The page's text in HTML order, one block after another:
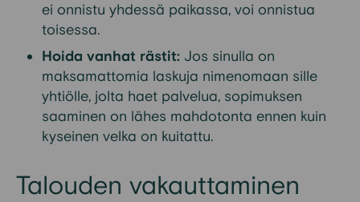
ei onnistu yhdessä paikassa, voi onnistua
toisessa.
Hoida vanhat rästit: Jos sinulla on
maksamattomia laskuja nimenomaan sille
yhtiölle, jolta haet palvelua, sopimuksen
saaminen on lähes mahdotonta ennen kuin
kyseinen velka on kuitattu.
Talouden vakauttaminen